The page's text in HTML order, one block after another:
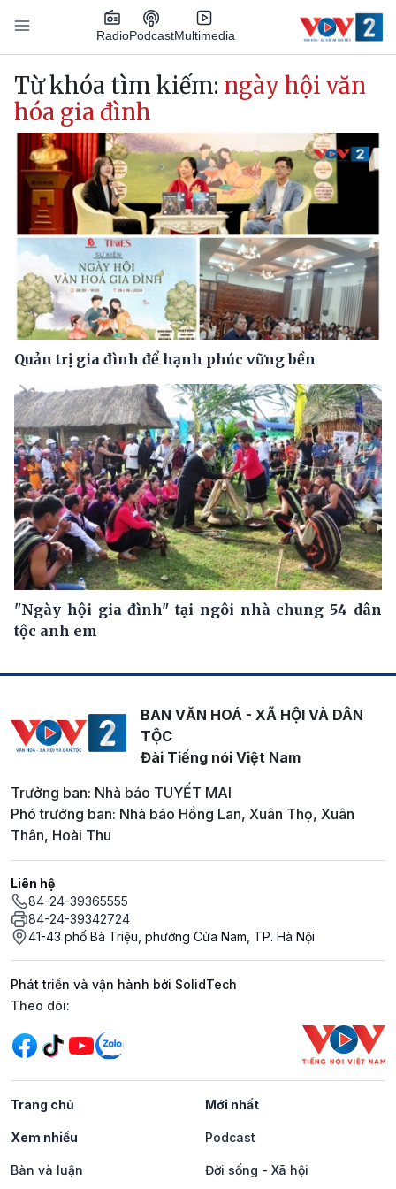
Nhảy đến nội dung
RadioPodcastMultimedia
Main navigation
Từ khóa tìm kiếm: ngày hội văn
hóa gia đình
Quản trị gia đình để hạnh phúc vững bền
"Ngày hội gia đình" tại ngôi nhà chung 54 dân
tộc anh em
BAN VĂN HOÁ - XÃ HỘI VÀ DÂN
TỘC
Đài Tiếng nói Việt Nam
Trưởng ban: Nhà báo TUYẾT MAI
Phó trưởng ban: Nhà báo Hồng Lan, Xuân Thọ, Xuân
Thân, Hoài Thu
Liên hệ
84-24-39365555
84-24-39342724
41-43 phố Bà Triệu, phường Cửa Nam, TP. Hà Nội
Phát triển và vận hành bởi SolidTech
Mạng xã hội
Theo dõi:
Trang chủ Mới nhất
Xem nhiều Podcast
Bàn và luận Đời sống - Xã hội